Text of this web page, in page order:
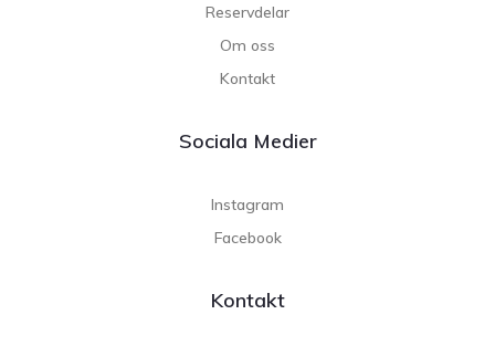
Reservdelar
Om oss
Kontakt
Sociala Medier
Instagram
Facebook
Kontakt